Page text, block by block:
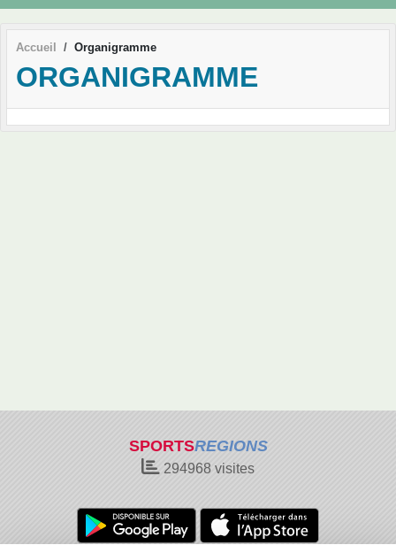
Accueil Organigramme
ORGANIGRAMME
SPORTSREGIONS
294968 visites